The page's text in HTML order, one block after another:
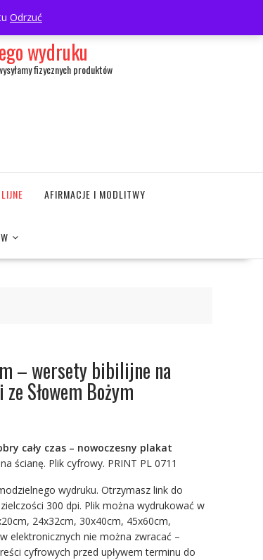
Odrzuć
wydruku
fizycznych produktów
AFIRMACJE I MODLITWY
– wersety bibilijne na
Słowem Bożym
cały czas – nowoczesny plakat
ścianę. Plik cyfrowy. PRINT PL 0711
wydruku. Otrzymasz link do
300 dpi. Plik można wydrukować w
24x32cm, 30x40cm, 45x60cm,
elektronicznych nie można zwracać –
cyfrowych przed upływem terminu do